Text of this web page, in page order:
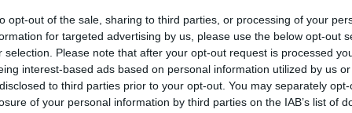
opt-out of the sale, sharing to third parties, or processing of your
for targeted advertising by us, please use the below opt-out
selection. Please note that after your opt-out request is processed
interest-based ads based on personal information utilized by us
to third parties prior to your opt-out. You may separately
of your personal information by third parties on the IAB’s list of
de intervenție, o autospecială de
clădirii